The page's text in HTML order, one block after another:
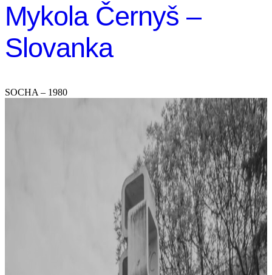
Mykola Černyš –
Slovanka
SOCHA – 1980